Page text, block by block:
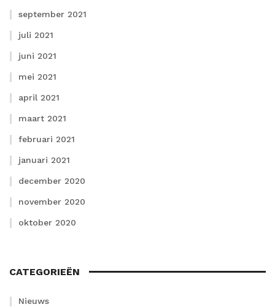
september 2021
juli 2021
juni 2021
mei 2021
april 2021
maart 2021
februari 2021
januari 2021
december 2020
november 2020
oktober 2020
CATEGORIEËN
Nieuws